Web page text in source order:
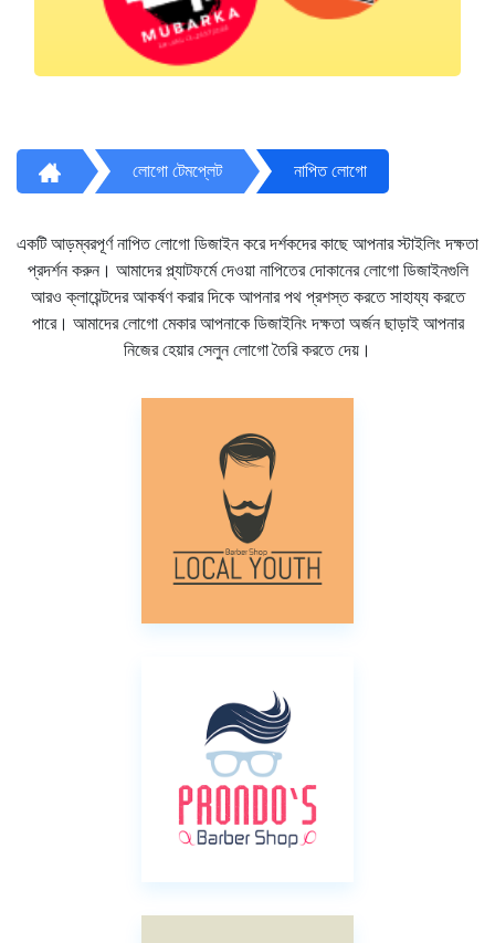
লোগো টেমপ্লেট নাপিত লোগো
একটি আড়ম্বরপূর্ণ নাপিত লোগো ডিজাইন করে দর্শকদের কাছে আপনার স্টাইলিং দক্ষতা
প্রদর্শন করুন। আমাদের প্ল্যাটফর্মে দেওয়া নাপিতের দোকানের লোগো ডিজাইনগুলি
আরও ক্লায়েন্টদের আকর্ষণ করার দিকে আপনার পথ প্রশস্ত করতে সাহায্য করতে
পারে। আমাদের লোগো মেকার আপনাকে ডিজাইনিং দক্ষতা অর্জন ছাড়াই আপনার
নিজের হেয়ার সেলুন লোগো তৈরি করতে দেয়।